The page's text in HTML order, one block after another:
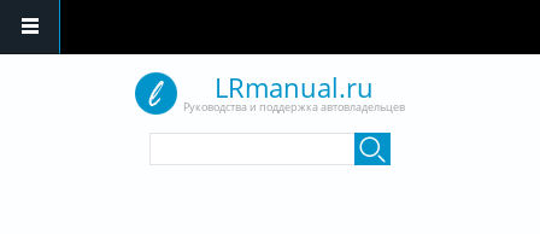
LRmanual.ru
Руководства и поддержка автовладельцев